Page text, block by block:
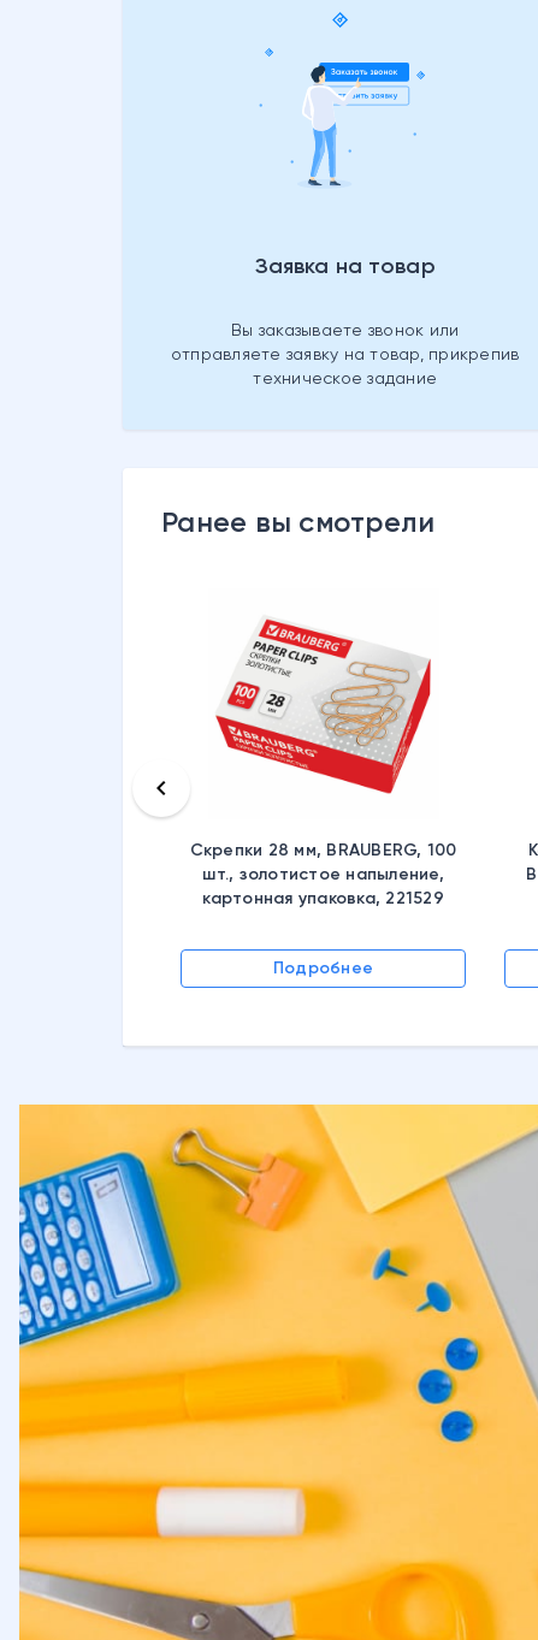
Заявка на товар
Вы заказываете звонок или
отправляете заявку на товар, прикрепив
техническое задание
Ранее вы смотрели
Скрепки 28 мм, BRAUBERG, 100
шт., золотистое напыление,
картонная упаковка, 221529
Подробнее
keyboard_arrow_left